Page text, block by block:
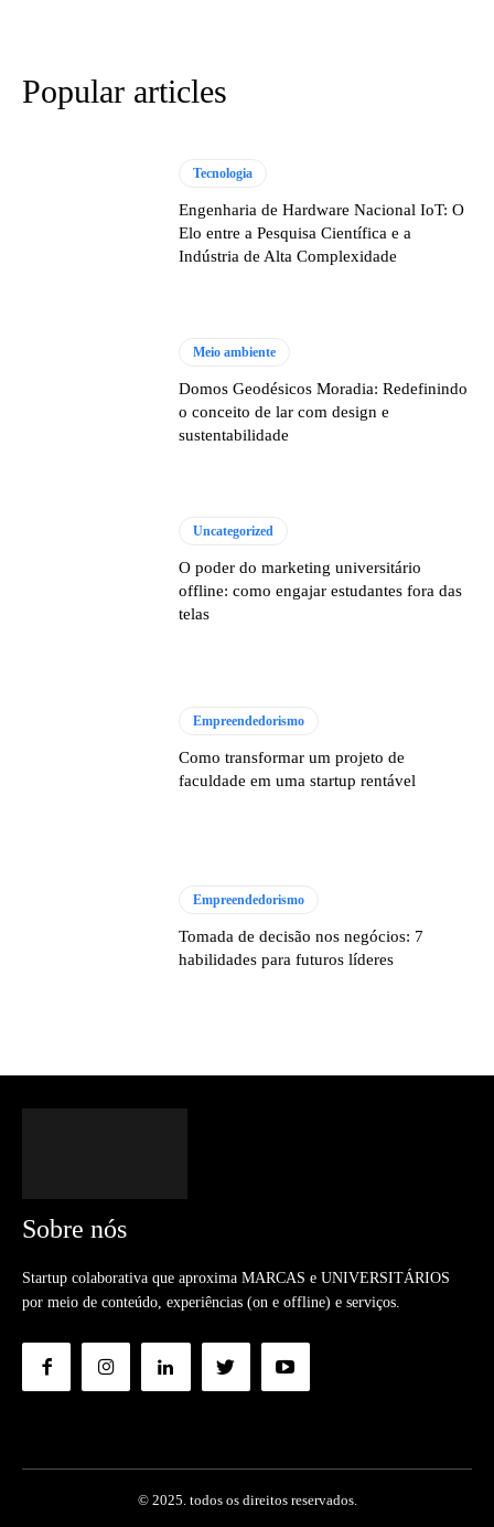
Popular articles
Tecnologia
Engenharia de Hardware Nacional IoT: O
Elo entre a Pesquisa Científica e a
Indústria de Alta Complexidade
Meio ambiente
Domos Geodésicos Moradia: Redefinindo
o conceito de lar com design e
sustentabilidade
Uncategorized
O poder do marketing universitário
offline: como engajar estudantes fora das
telas
Empreendedorismo
Como transformar um projeto de
faculdade em uma startup rentável
Empreendedorismo
Tomada de decisão nos negócios: 7
habilidades para futuros líderes
Sobre nós
Startup colaborativa que aproxima MARCAS e UNIVERSITÁRIOS
por meio de conteúdo, experiências (on e offline) e serviços.
© 2025. todos os direitos reservados.